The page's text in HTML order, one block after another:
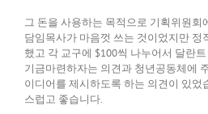
그 돈을 사용하는 목적으로 기획위원회
담임목사가 마음껏 쓰는 것이었지만 정
했고 각 교구에 $100씩 나누어서 달란
기금마련하자는 의견과 청년공동체에
이디어를 제시하도록 하는 의견이 있었
스럽고 좋습니다.